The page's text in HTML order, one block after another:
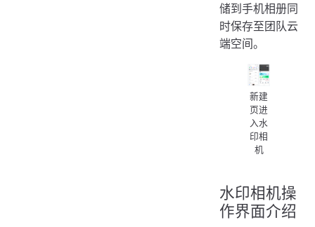
储到手机相册同
时保存至团队云
端空间。
新建
页进
入水
印相
机
水印相机操
作界面介绍